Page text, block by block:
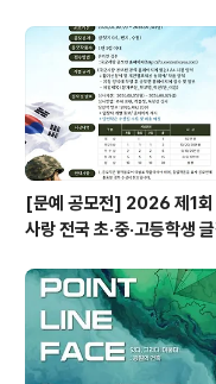
[문예 공모전] 2026 제1회
사랑 전국 초·중·고등학생